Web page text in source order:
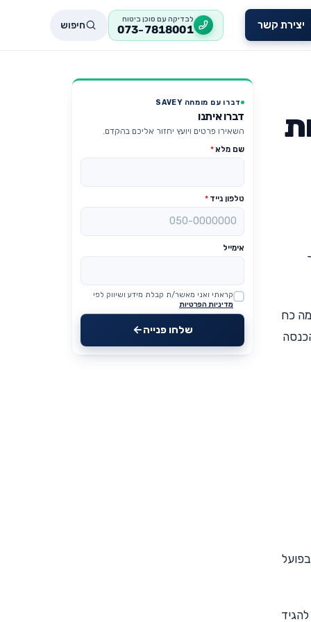
יצירת קשר לבדיקה עם סוכן ביטוח
073-7818001 חיפוש
כח
דברו עם מומחה SAVEY
דברו איתנו
השאירו פרטים ויועץ יחזור אליכם בהקדם.
שם מלא*
טלפון נייד *
אימייל
Website
קראתי ואני מאשר/ת קבלת מידע ושיווק לפי
מדיניות הפרטיות
שלחו פנייה